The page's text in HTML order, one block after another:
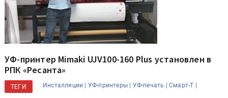
УФ-принтер Mimaki UJV100-160 Plus установлен в
РПК «Ресанта»
ТЕГИ Инсталляции | УФ-принтеры | УФ-печать | Смарт-Т |